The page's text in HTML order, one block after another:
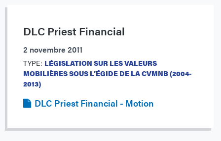
DLC Priest Financial
2 novembre 2011
TYPE: LÉGISLATION SUR LES VALEURS
MOBILIÈRES SOUS L’ÉGIDE DE LA CVMNB (2004-
2013)
DLC Priest Financial - Motion